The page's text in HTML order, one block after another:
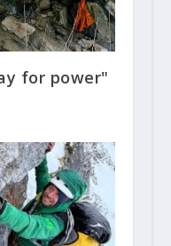
for power"